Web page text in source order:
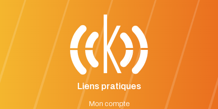
Liens pratiques
Mon compte